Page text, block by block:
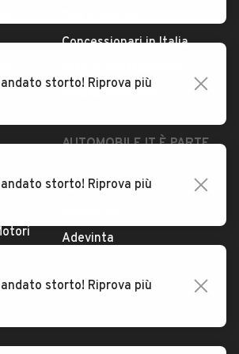
Concessionari in Italia
Valutazione auto
AUTOMOBILE.IT È PARTE
subito.it
Adevinta
SEGUICI
storto! Riprova più
storto! Riprova più
storto! Riprova più